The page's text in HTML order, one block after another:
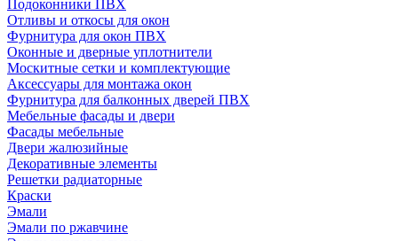
Подоконники ПВХ
Отливы и откосы для окон
Фурнитура для окон ПВХ
Оконные и дверные уплотнители
Москитные сетки и комплектующие
Аксессуары для монтажа окон
Фурнитура для балконных дверей ПВХ
Мебельные фасады и двери
Фасады мебельные
Двери жалюзийные
Декоративные элементы
Решетки радиаторные
Краски
Эмали
Эмали по ржавчине